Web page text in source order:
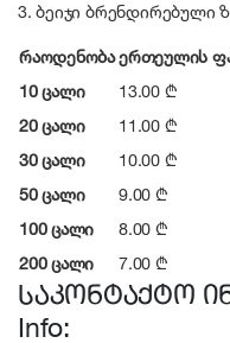
3. ბეიჯი ბრენდირებული
რაოდენობაერთეულის
10 ცალი
13.00 ₾
20 ცალი
11.00 ₾
30 ცალი
10.00 ₾
50 ცალი
9.00 ₾
100 ცალი
8.00 ₾
200 ცალი
7.00 ₾
საკონტაქტო
Info: